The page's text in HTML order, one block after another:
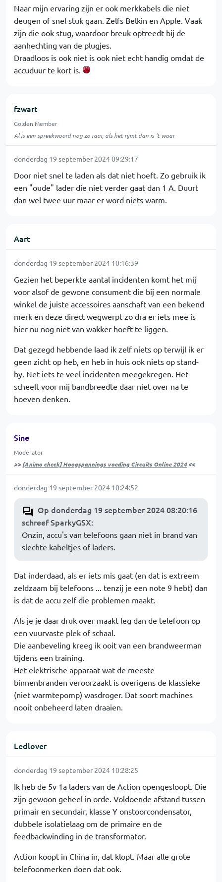
Naar mijn ervaring zijn er ook merkkabels die niet
deugen of snel stuk gaan. Zelfs Belkin en Apple. Vaak
zijn die ook stug, waardoor breuk optreedt bij de
aanhechting van de plugjes.
Draadloos is ook niet is ook niet echt handig omdat de
accuduur te kort is.
fzwart
Golden Member
Al is een spreekwoord nog zo raar, als het rijmt dan is 't waar
donderdag 19 september 2024 09:29:17
Door niet snel te laden als dat niet hoeft. Zo gebruik ik
een "oude" lader die niet verder gaat dan 1 A. Duurt
dan wel twee uur maar er word niets warm.
Aart
donderdag 19 september 2024 10:16:39
Gezien het beperkte aantal incidenten komt het mij
voor alsof de gewone consument die bij een normale
winkel de juiste accessoires aanschaft van een bekend
merk en deze direct wegwerpt zo dra er iets mee is
hier nu nog niet van wakker hoeft te liggen.
Dat gezegd hebbende laad ik zelf niets op terwijl ik er
geen zicht op heb, en heb in huis ook niets op stand-
by. Net iets te veel incidenten meegekregen. Het
scheelt voor mij bandbreedte daar niet over na te
hoeven denken.
Sine
Moderator
>> [Animo check] Hoogspannings voeding Circuits Online 2024<<
donderdag 19 september 2024 10:24:52
Op donderdag 19 september 2024 08:20:16
schreef SparkyGSX:
Onzin, accu's van telefoons gaan niet in brand van
slechte kabeltjes of laders.
Dat inderdaad, als er iets mis gaat (en dat is extreem
zeldzaam bij telefoons ... tenzij je een note 9 hebt) dan
is dat de accu zelf die problemen maakt.
Als je je daar druk over maakt leg dan de telefoon op
een vuurvaste plek of schaal.
Die aanbeveling kreeg ik ooit van een brandweerman
tijdens een training.
Het elektrische apparaat wat de meeste
binnenbranden veroorzaakt is overigens de klassieke
(niet warmtepomp) wasdroger. Dat soort machines
nooit onbeheerd laten draaien.
Ledlover
donderdag 19 september 2024 10:28:25
Ik heb de 5v 1a laders van de Action opengesloopt. Die
zijn gewoon geheel in orde. Voldoende afstand tussen
primair en secundair, klasse Y onstoorcondensator,
dubbele isolatielaag om de primaire en de
feedbackwinding in de transformator.
Action koopt in China in, dat klopt. Maar alle grote
telefoonmerken doen dat ook.